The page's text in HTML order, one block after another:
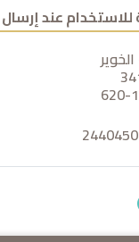
عند إرسال